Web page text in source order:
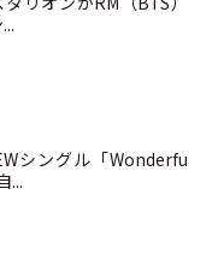
シングル「Wonderfu
...